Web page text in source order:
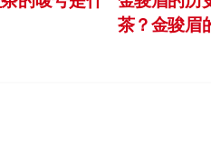
茶？金骏眉